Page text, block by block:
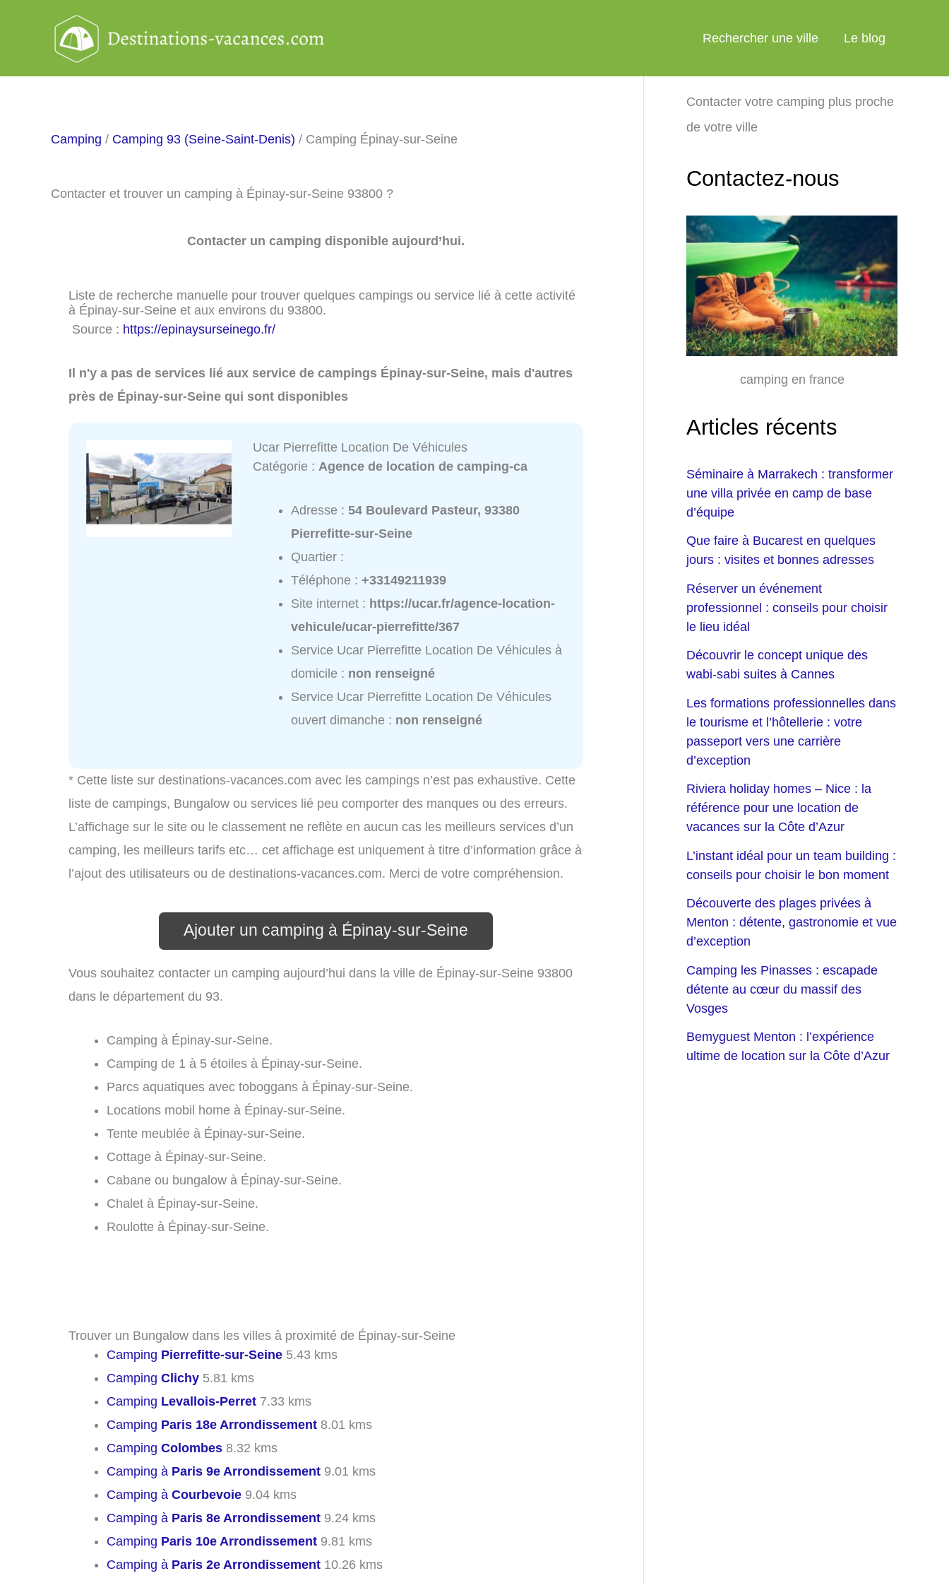
Rechercher une ville Le blog
Camping / Camping 93 (Seine-Saint-Denis) / Camping Épinay-sur-Seine
Contacter et trouver un camping à Épinay-sur-Seine 93800 ?
Contacter un camping disponible aujourd’hui.
Liste de recherche manuelle pour trouver quelques campings ou service lié à cette activité
à Épinay-sur-Seine et aux environs du 93800.
Source : https://epinaysurseinego.fr/
Il n'y a pas de services lié aux service de campings Épinay-sur-Seine, mais d'autres
près de Épinay-sur-Seine qui sont disponibles
Ucar Pierrefitte Location De Véhicules
Catégorie : Agence de location de camping-ca
Adresse :54 Boulevard Pasteur, 93380
Pierrefitte-sur-Seine
Quartier :
Téléphone :+33149211939
Site internet : https://ucar.fr/agence-location-
vehicule/ucar-pierrefitte/367
Service Ucar Pierrefitte Location De Véhicules à
domicile : non renseigné
Service Ucar Pierrefitte Location De Véhicules
ouvert dimanche : non renseigné
* Cette liste sur destinations-vacances.com avec les campings n’est pas exhaustive. Cette
liste de campings, Bungalow ou services lié peu comporter des manques ou des erreurs.
L’affichage sur le site ou le classement ne reflète en aucun cas les meilleurs services d’un
camping, les meilleurs tarifs etc… cet affichage est uniquement à titre d’information grâce à
l’ajout des utilisateurs ou de destinations-vacances.com. Merci de votre compréhension.
Ajouter un camping à Épinay-sur-Seine
Vous souhaitez contacter un camping aujourd’hui dans la ville de Épinay-sur-Seine 93800
dans le département du 93.
Camping à Épinay-sur-Seine.
Camping de 1 à 5 étoiles à Épinay-sur-Seine.
Parcs aquatiques avec toboggans à Épinay-sur-Seine.
Locations mobil home à Épinay-sur-Seine.
Tente meublée à Épinay-sur-Seine.
Cottage à Épinay-sur-Seine.
Cabane ou bungalow à Épinay-sur-Seine.
Chalet à Épinay-sur-Seine.
Roulotte à Épinay-sur-Seine.
Trouver un Bungalow dans les villes à proximité de Épinay-sur-Seine
Camping Pierrefitte-sur-Seine 5.43 kms
Camping Clichy 5.81 kms
Camping Levallois-Perret 7.33 kms
Camping Paris 18e Arrondissement 8.01 kms
Camping Colombes 8.32 kms
Camping à Paris 9e Arrondissement 9.01 kms
Camping à Courbevoie 9.04 kms
Camping à Paris 8e Arrondissement 9.24 kms
Camping Paris 10e Arrondissement 9.81 kms
Camping à Paris 2e Arrondissement 10.26 kms
Contacter votre camping plus proche
de votre ville
Contactez-nous
camping en france
Articles récents
Séminaire à Marrakech : transformer
une villa privée en camp de base
d’équipe
Que faire à Bucarest en quelques
jours : visites et bonnes adresses
Réserver un événement
professionnel : conseils pour choisir
le lieu idéal
Découvrir le concept unique des
wabi-sabi suites à Cannes
Les formations professionnelles dans
le tourisme et l’hôtellerie : votre
passeport vers une carrière
d’exception
Riviera holiday homes – Nice : la
référence pour une location de
vacances sur la Côte d’Azur
L’instant idéal pour un team building :
conseils pour choisir le bon moment
Découverte des plages privées à
Menton : détente, gastronomie et vue
d’exception
Camping les Pinasses : escapade
détente au cœur du massif des
Vosges
Bemyguest Menton : l’expérience
ultime de location sur la Côte d’Azur